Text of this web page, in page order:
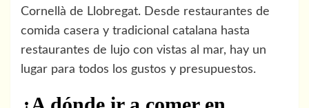
Cornellà de Llobregat. Desde restaurantes de
comida casera y tradicional catalana hasta
restaurantes de lujo con vistas al mar, hay un
lugar para todos los gustos y presupuestos.